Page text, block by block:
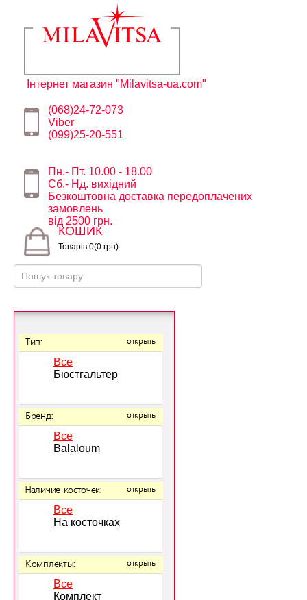
Інтернет магазин "Milavitsa-ua.com"
(068)24-72-073
Viber
(099)25-20-551
Пн.- Пт. 10.00 - 18.00
Сб.- Нд. вихідний
Безкоштовна доставка передоплачених
замовлень
від 2500 грн.
КОШИК
Товарів 0(0 грн)
Тип: открыть
Все
Бюстгальтер
Бренд: открыть
Все
Balaloum
Наличие косточек: открыть
Все
На косточках
Комплекты: открыть
Все
Комплект